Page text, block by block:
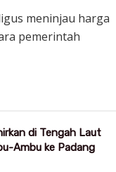
meninjau harga
pemerintah
di Tengah Laut
Ambu ke Padang